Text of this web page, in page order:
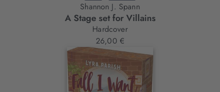
Shannon J. Spann
A Stage set for Villains
Hardcover
26,00 €